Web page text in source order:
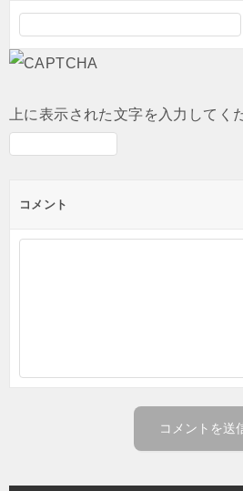
上に表示された文字を入力してく
コメント